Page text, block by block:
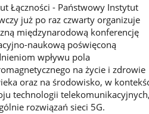
Łączności - Państwowy Instytut
już po raz czwarty organizuje
międzynarodową konferencję
naukową poświęconą
wpływu pola
na życie i zdrowie
oraz na środowisko, w
technologii telekomunikacyjnych,
rozwiązań sieci 5G.